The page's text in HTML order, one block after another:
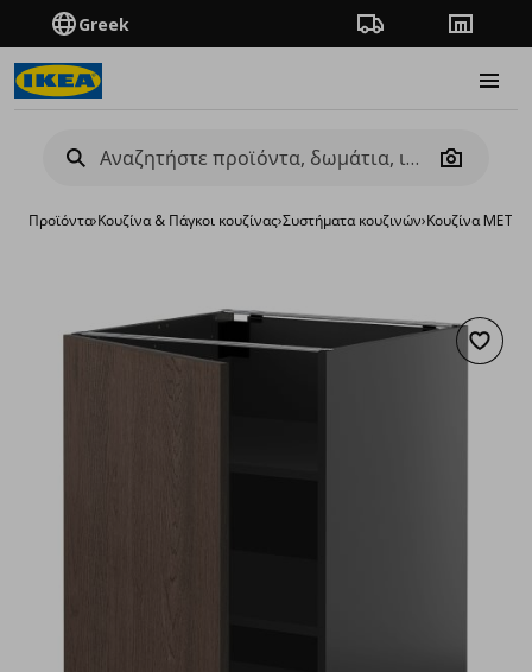
Greek Πορεία παραγγελίας
Camera
Προϊόντα›Κουζίνα & Πάγκοι κουζίνας›Συστήματα κουζινών›Κουζίνα